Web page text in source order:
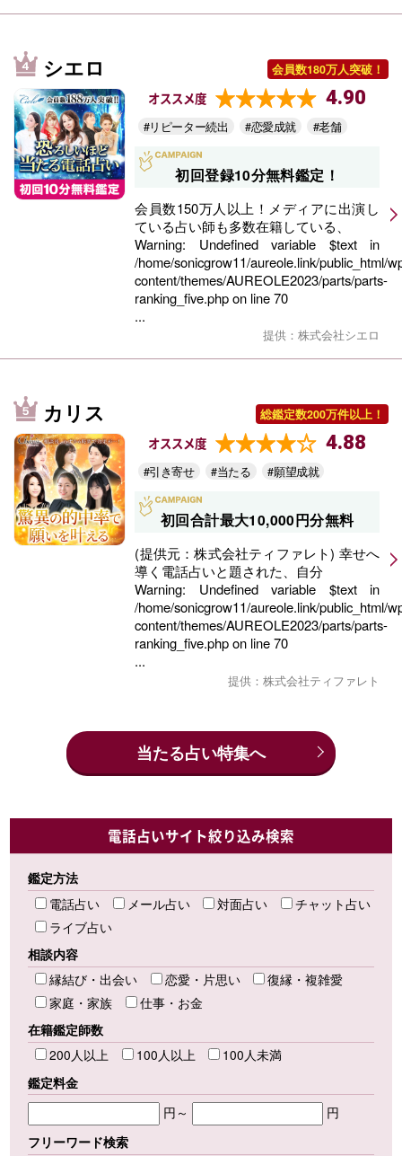
シエロ 会員数180万人突破！
オススメ度 4.90
#リピーター続出 #恋愛成就 #老舗
初回登録10分無料鑑定！
会員数150万人以上！メディアに出演し
ている占い師も多数在籍している、
Warning: Undefined variable $text in
/home/sonicgrow11/aureole.link/public_html/
content/themes/AUREOLE2023/parts/parts-
ranking_five.phpon line70
...
提供：株式会社シエロ
カリス 総鑑定数200万件以上！
オススメ度 4.88
#引き寄せ #当たる #願望成就
初回合計最大10,000円分無料
(提供元：株式会社ティファレト) 幸せへ
導く電話占いと題された、自分
Warning: Undefined variable $text in
/home/sonicgrow11/aureole.link/public_html/
content/themes/AUREOLE2023/parts/parts-
ranking_five.phpon line70
...
提供：株式会社ティファレト
当たる占い特集へ
電話占いサイト絞り込み検索
鑑定方法
電話占い
メール占い 対面占い
チャット占い
ライブ占い
相談内容
縁結び・出会い
恋愛・片思い
復縁・複雑愛
家庭・家族
仕事・お金
在籍鑑定師数
200人以上
100人以上
100人未満
鑑定料金
円～
円
フリーワード検索